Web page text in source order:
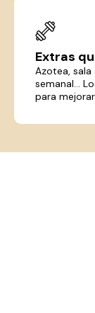
Extras
Azotea, sala
semanal...
para